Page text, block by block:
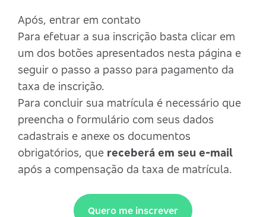
Após, entrar em contato
Para efetuar a sua inscrição basta clicar em
um dos botões apresentados nesta página e
seguir o passo a passo para pagamento da
taxa de inscrição.
Para concluir sua matrícula é necessário que
preencha o formulário com seus dados
cadastrais e anexe os documentos
obrigatórios, que receberá em seu e-mail
após a compensação da taxa de matrícula.
Quero me inscrever